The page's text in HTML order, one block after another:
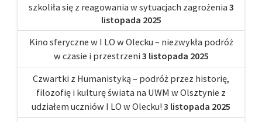
szkoliła się z reagowania w sytuacjach zagrożenia 3
listopada 2025
Kino sferyczne w I LO w Olecku – niezwykła podróż
w czasie i przestrzeni 3 listopada 2025
Czwartki z Humanistyką – podróż przez historię,
filozofię i kulturę świata na UWM w Olsztynie z
udziałem uczniów I LO w Olecku! 3 listopada 2025